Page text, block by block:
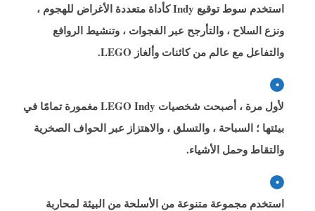
استخدم سوط توقيع Indy كأداة متعددة الأغراض للهجوم ،
ونزع السلاح ، والتأرجح عبر الفجوات ، وتنشيط الروافع
والتفاعل مع عالم من كائنات وألغاز LEGO.
لأول مرة ، أصبحت شخصيات LEGO Indy مغمورة تمامًا في
بيئتها ؛ السباحة ، والتسلق ، والاهتزاز عبر الحواف الصخرية
والتقاط وحمل الأشياء.
استخدم مجموعة متنوعة من الأسلحة من البيئة لمحاربة